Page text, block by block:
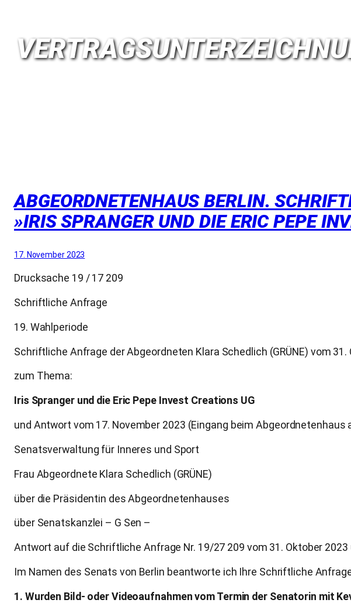
ABGEORDNETENHAUS BERLIN.
»IRIS SPRANGER UND DIE ERIC PEPE
17. November 2023
Drucksache 19 / 17 209
Schriftliche Anfrage
19. Wahlperiode
Schriftliche Anfrage der Abgeordneten Klara Schedlich (GRÜNE) vom
zum Thema:
Iris Spranger und die Eric Pepe Invest Creations UG
und Antwort vom 17. November 2023 (Eingang beim Abgeordnetenhaus
Senatsverwaltung für Inneres und Sport
Frau Abgeordnete Klara Schedlich (GRÜNE)
über die Präsidentin des Abgeordnetenhauses
über Senatskanzlei – G Sen –
Antwort auf die Schriftliche Anfrage Nr. 19/27 209 vom 31. Oktober
Im Namen des Senats von Berlin beantworte ich Ihre Schriftliche
1. Wurden Bild- oder Videoaufnahmen vom Termin der Senatorin mit